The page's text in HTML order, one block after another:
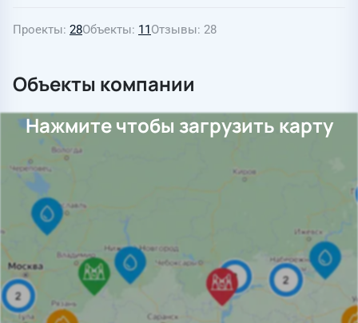
Проекты 28Объекты 11Отзывы 28
Объекты компании
Нажмите чтобы загрузить карту